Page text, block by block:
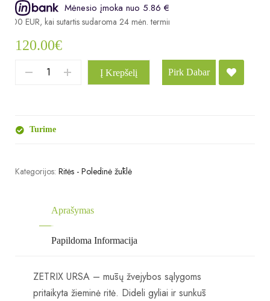
Mėnesio įmoka nuo 5.86 €
EUR, kai sutartis sudaroma 24 mėn. terminui, metinė palūkanų norma –
120.00€
Į Krepšelį Pirk Dabar
Turime
Kategorijos: Ritės - Poledinė žūklė
Aprašymas
Papildoma Informacija
ZETRIX URSA – mūsų žvejybos sąlygoms
pritaikyta žieminė ritė. Dideli gyliai ir sunkūs